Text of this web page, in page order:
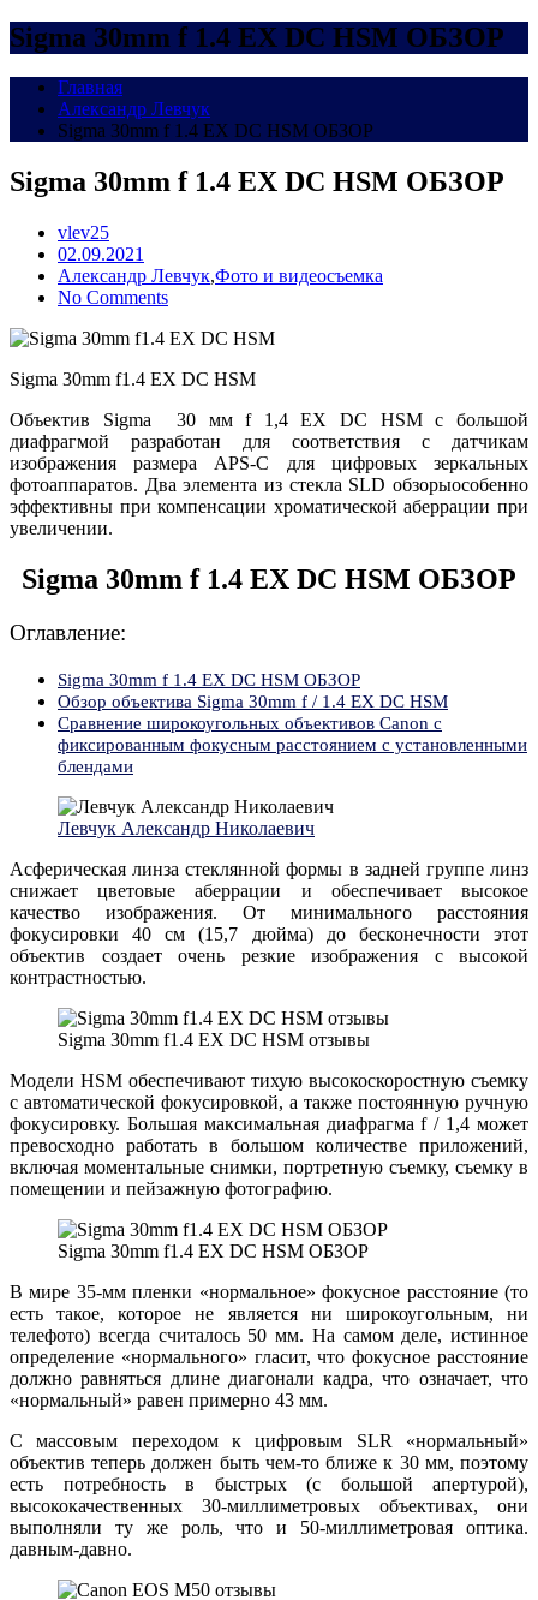
Sigma 30mm f 1.4 EX DC HSM ОБЗОР
Главная
Александр Левчук
Sigma 30mm f 1.4 EX DC HSM ОБЗОР
Sigma 30mm f 1.4 EX DC HSM ОБЗОР
vlev25
Posted
on
02.09.2021
Александр Левчук,Фото и видеосъемка
No Comments
Sigma 30mm f1.4 EX DC HSM
Объектив Sigma 30 мм f 1,4 EX DC HSM с большой
диафрагмой разработан для соответствия с датчикам
изображения размера APS-C для цифровых зеркальных
фотоаппаратов. Два элемента из стекла SLD обзорыособенно
эффективны при компенсации хроматической аберрации при
увеличении.
Sigma 30mm f 1.4 EX DC HSM ОБЗОР
Оглавление:
Sigma 30mm f 1.4 EX DC HSM ОБЗОР
Обзор объектива Sigma 30mm f / 1.4 EX DC HSM
Сравнение широкоугольных объективов Canon с
фиксированным фокусным расстоянием с установленными
блендами
Левчук Александр Николаевич
Асферическая линза стеклянной формы в задней группе линз
снижает цветовые аберрации и обеспечивает высокое
качество изображения. От минимального расстояния
фокусировки 40 см (15,7 дюйма) до бесконечности этот
объектив создает очень резкие изображения с высокой
контрастностью.
Sigma 30mm f1.4 EX DC HSM отзывы
Модели HSM обеспечивают тихую высокоскоростную съемку
с автоматической фокусировкой, а также постоянную ручную
фокусировку. Большая максимальная диафрагма f / 1,4 может
превосходно работать в большом количестве приложений,
включая моментальные снимки, портретную съемку, съемку в
помещении и пейзажную фотографию.
Sigma 30mm f1.4 EX DC HSM ОБЗОР
В мире 35-мм пленки «нормальное» фокусное расстояние (то
есть такое, которое не является ни широкоугольным, ни
телефото) всегда считалось 50 мм. На самом деле, истинное
определение «нормального» гласит, что фокусное расстояние
должно равняться длине диагонали кадра, что означает, что
«нормальный» равен примерно 43 мм.
С массовым переходом к цифровым SLR «нормальный»
объектив теперь должен быть чем-то ближе к 30 мм, поэтому
есть потребность в быстрых (с большой апертурой),
высококачественных 30-миллиметровых объективах, они
выполняли ту же роль, что и 50-миллиметровая оптика.
давным-давно.